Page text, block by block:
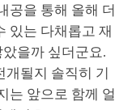
공을 통해 올해 더
있는 다채롭고 재
을까 싶더군요.
될지 솔직히 기
는 앞으로 함께 얼